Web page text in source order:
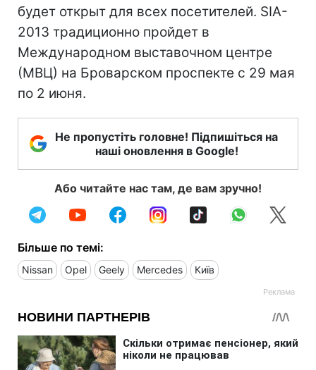
будет открыт для всех посетителей. SIA-
2013 традиционно пройдет в
Международном выставочном центре
(МВЦ) на Броварском проспекте с 29 мая
по 2 июня.
Не пропустіть головне! Підпишіться на
наші оновлення в Google!
Або читайте нас там, де вам зручно!
Більше по темі:
Nissan Opel Geely Mercedes Київ